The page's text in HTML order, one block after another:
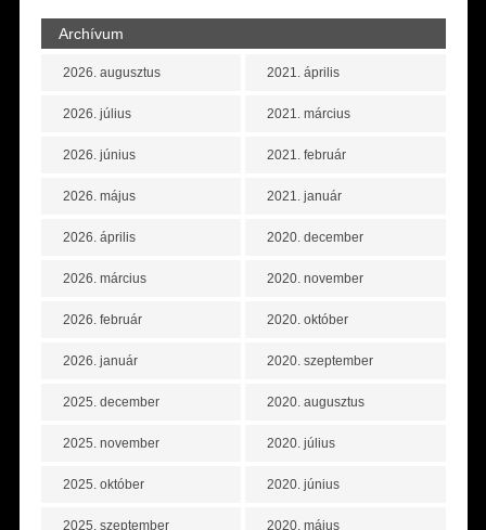
Archívum
2026. augusztus
2026. július
2026. június
2026. május
2026. április
2026. március
2026. február
2026. január
2025. december
2025. november
2025. október
2025. szeptember
2021. április
2021. március
2021. február
2021. január
2020. december
2020. november
2020. október
2020. szeptember
2020. augusztus
2020. július
2020. június
2020. május